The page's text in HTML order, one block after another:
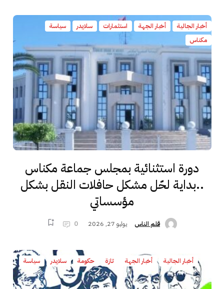
أخبار الجالية أخبار الجهة استثمارات سلايدر
سياسة
مكناس
دورة استثنائية بمجلس جماعة مكناس
..بداية لحّل مشكل حافلات النقل بشكل
مؤسساتي
قلم الناس يوليو 27, 2026 0
أخبار الجالية أخبار الجهة تازة حكومة سلايدر سياسة